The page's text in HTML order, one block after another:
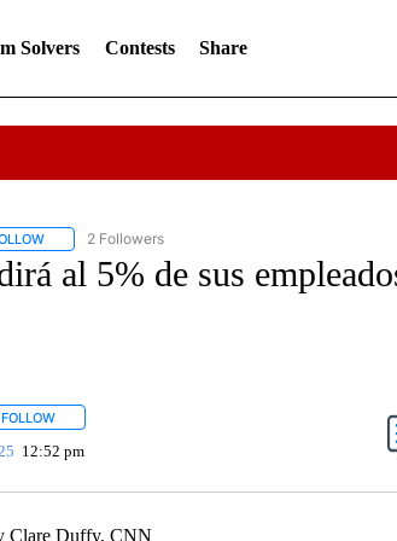
Solvers Contests Share
FOLLOW "NOTICIAS - CNN" TO RECEIVE
2 Followers
al 5% de sus
FOLLOWFOLLOW "" TO RECEIVE NOTIFICATIONS ABOUT NEW
12:52 pm
Clare Duffy, CNN